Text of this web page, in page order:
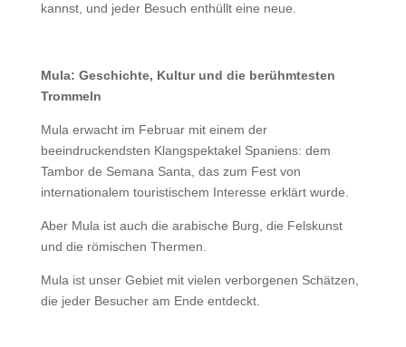
kannst, und jeder Besuch enthüllt eine neue.
Mula: Geschichte, Kultur und die berühmtesten
Trommeln
Mula erwacht im Februar mit einem der
beeindruckendsten Klangspektakel Spaniens: dem
Tambor de Semana Santa, das zum Fest von
internationalem touristischem Interesse erklärt wurde.
Aber Mula ist auch die arabische Burg, die Felskunst
und die römischen Thermen.
Mula ist unser Gebiet mit vielen verborgenen Schätzen,
die jeder Besucher am Ende entdeckt.